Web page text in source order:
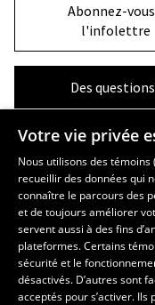
Abonnez-
l'infolettre
Des
La Faculté et ses écoles
Faculté d’aménagement,
École d’art
École supérieure
régional
École d’architecture
École de design
Votre vie privée
Nous utilisons des témoins
recueillir des données qui
connaître le parcours des
et de toujours améliorer
servent aussi à des fins
plateformes. Certains
sécurité et le
désactivés. D’autres sont
acceptés pour s’activer.